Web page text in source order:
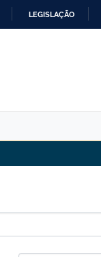
LEGISLAÇÃO